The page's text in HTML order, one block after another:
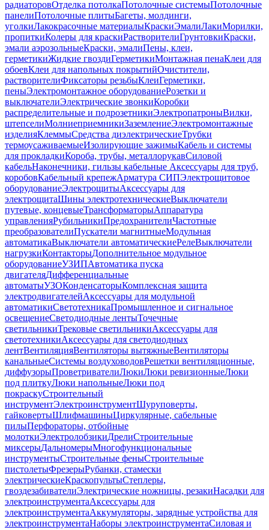
радиаторовОтделка потолкаПотолочные системыПотолочные
панелиПотолочные плитыБагеты, молдинги,
уголкиЛакокрасочные материалыКраскиЭмалиЛакиМорилки,
пропиткиКолеры для краскиРастворителиГрунтовкиКраски,
эмали аэрозольныеКраски, эмалиПены, клеи,
герметикиЖидкие гвоздиГерметикиМонтажная пенаКлеи для
обоевКлеи для напольных покрытийОчистители,
растворителиФиксаторы резьбыКлеиГерметики,
пеныЭлектромонтажное оборудованиеРозетки и
выключателиЭлектрические звонкиКоробки
распределительные и подрозетникиЭлектропатроныВилки,
штепселиМолниеприемникиЗаземлениеЭлектромонтажные
изделияКлеммыСредства диэлектрическиеТрубки
термоусаживаемыеИзолирующие зажимыКабель и системы
для прокладкиКороба, трубы, металлорукавСиловой
кабельНаконечники, гильзы кабельные Аксессуары для труб,
коробовКабельный крепежАрматура СИПЭлектрощитовое
оборудованиеЭлектрощитыАксессуары для
электрощитаШины электротехническиеВыключатели
путевые, концевыеТрансформаторыАппаратура
управленияРубильникиПредохранителиЧастотные
преобразователиПускатели магнитныеМодульная
автоматикаВыключатели автоматическиеРелеВыключатели
нагрузкиКонтакторыДополнительное модульное
оборудованиеУЗИПАвтоматика пуска
двигателяДифференциальные
автоматыУЗОКонденсаторыКомплексная защита
электродвигателейАксессуары для модульной
автоматикиСветотехникаПромышленное и сигнальное
освещениеСветодиодные лентыТочечные
светильникиТрековые светильникиАксессуары для
светотехникиАксессуары для светодиодных
лентВентиляцияВентиляторы вытяжныеВентиляторы
канальныеСистемы воздуховодовРешетки вентиляционные,
диффузорыПроветривателиЛюкиЛюки ревизионныеЛюки
под плиткуЛюки напольныеЛюки под
покраскуСтроительный
инструментЭлектроинструментШуруповерты,
гайковертыШлифмашиныЦиркулярные, сабельные
пилыПерфораторы, отбойные
молоткиЭлектролобзикиДрелиСтроительные
миксерыДальномерыМногофункциональные
инструментыСтроительные феныСтроительные
пистолетыФрезерыРубанки, стамески
электрическиеКраскопультыСтеплеры,
гвоздезабивателиЭлектрические ножницы, резакиНасадки для
электроинструментаАксессуары для
электроинструментаАккумуляторы, зарядные устройства для
электроинструментаНаборы электроинструментаСиловая и